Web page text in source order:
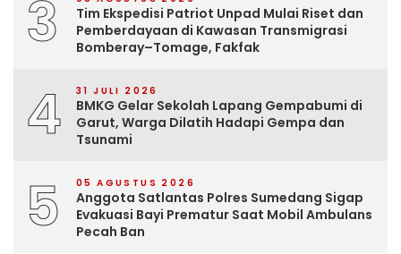
3
Tim Ekspedisi Patriot Unpad Mulai Riset dan
Pemberdayaan di Kawasan Transmigrasi
Bomberay–Tomage, Fakfak
4 31 JULI 2026
BMKG Gelar Sekolah Lapang Gempabumi di
Garut, Warga Dilatih Hadapi Gempa dan
Tsunami
5 05 AGUSTUS 2026
Anggota Satlantas Polres Sumedang Sigap
Evakuasi Bayi Prematur Saat Mobil Ambulans
Pecah Ban